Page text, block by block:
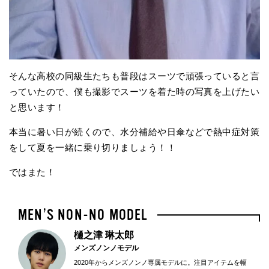
そんな高校の同級生たちも普段はスーツで頑張っていると言
っていたので、僕も撮影でスーツを着た時の写真を上げたい
と思います！
本当に暑い日が続くので、水分補給や日傘などで熱中症対策
をして夏を一緒に乗り切りましょう！！
ではまた！
樋之津 琳太郎
メンズノンノモデル
2020年からメンズノンノ専属モデルに。注目アイテムを幅